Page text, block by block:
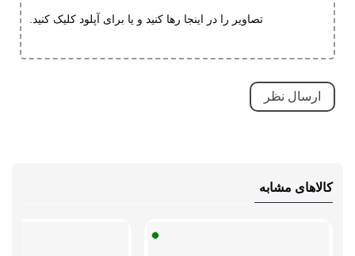
تصاویر را در اینجا رها کنید و یا برای آپلود کلیک کنید.
کالاهای مشابه